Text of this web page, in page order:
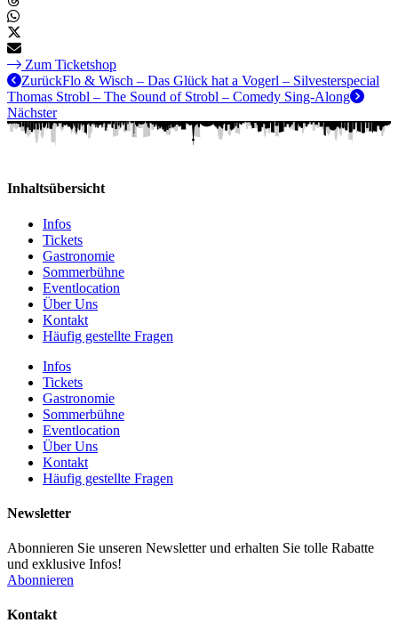
Zum Ticketshop
ZurückFlo & Wisch – Das Glück hat a Vogerl – Silvesterspecial
Thomas Strobl – The Sound of Strobl – Comedy Sing-Along
Nächster
Inhaltsübersicht
Infos
Tickets
Gastronomie
Sommerbühne
Eventlocation
Über Uns
Kontakt
Häufig gestellte Fragen
Infos
Tickets
Gastronomie
Sommerbühne
Eventlocation
Über Uns
Kontakt
Häufig gestellte Fragen
Newsletter
Abonnieren Sie unseren Newsletter und erhalten Sie tolle Rabatte
und exklusive Infos!
Abonnieren
Kontakt